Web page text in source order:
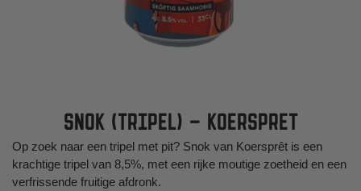
SNOK (TRIPEL) – KOERSPRET
Op zoek naar een tripel met pit? Snok van Koersprêt is een
krachtige tripel van 8,5%, met een rijke moutige zoetheid en een
verfrissende fruitige afdronk.